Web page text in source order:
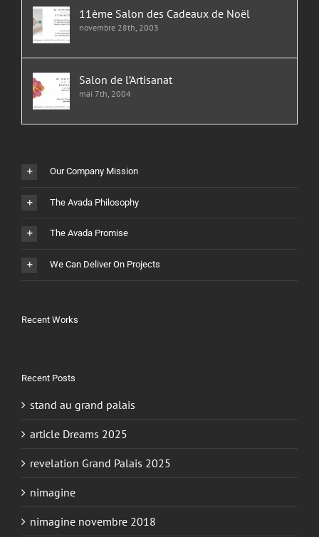
11ème Salon des Cadeaux de Noël
novembre 28th, 2003
Salon de l’Artisanat
mai 7th, 2004
Our Company Mission
The Avada Philosophy
The Avada Promise
We Can Deliver On Projects
Recent Works
Recent Posts
stand au grand palais
article Dreams 2025
revelation Grand Palais 2025
nimagine
nimagine novembre 2018